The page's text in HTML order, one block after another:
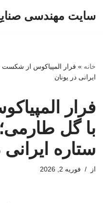
سایت مهندسی
خانه » فرار المپیاکوس از
ایرانی در یونان
فرار
با گل
ستاره ایرانی
از فوریه 2, 2026